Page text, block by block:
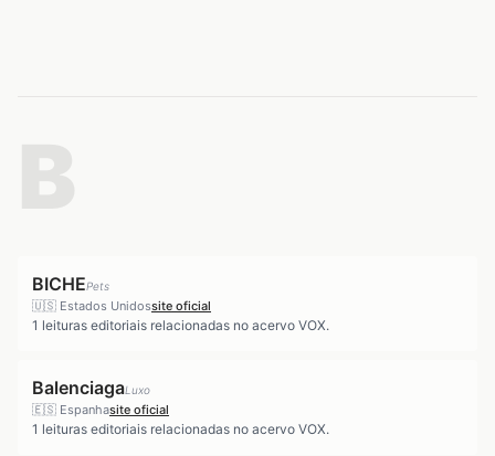
BICHEPets
🇺🇸 Estados Unidossite oficial
1 leituras editoriais relacionadas no acervo VOX.
BalenciagaLuxo
🇪🇸 Espanhasite oficial
1 leituras editoriais relacionadas no acervo VOX.